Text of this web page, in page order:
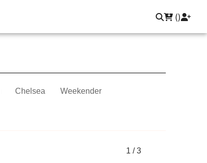
()
Chelsea Weekender
1 / 3